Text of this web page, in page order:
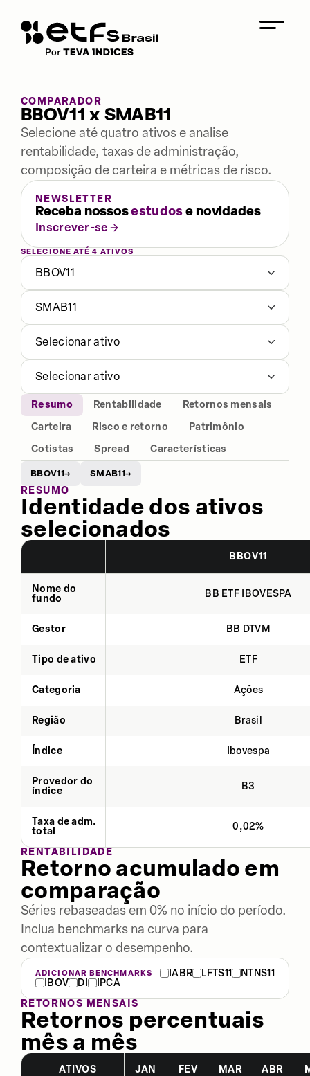
COMPARADOR
BBOV11 x SMAB11
Selecione até quatro ativos e analise
rentabilidade, taxas de administração,
composição de carteira e métricas de risco.
NEWSLETTER
Receba nossosestudose novidades
Inscrever-se
SELECIONE ATÉ 4 ATIVOS
BBOV11
SMAB11
Selecionar ativo
Selecionar ativo
Resumo Rentabilidade
Retornos mensais
Carteira
Risco e retorno
Patrimônio
Cotistas
Spread Características
BBOV11→ SMAB11→
RESUMO
Identidade dos ativos
selecionados
BBOV11
Nome do
fundo
BB ETF IBOVESPA
Gestor BB DTVM
Tipo de ativo ETF
Categoria Ações
Região Brasil
Índice Ibovespa
Provedor do
índice
B3
Taxa de adm.
total
0,02%
RENTABILIDADE
Retorno acumulado em
comparação
Séries rebaseadas em 0% no início do período.
Inclua benchmarks na curva para
contextualizar o desempenho.
ADICIONAR BENCHMARKS IABR LFTS11
NTNS11
IBOV
DI
IPCA
RETORNOS MENSAIS
Retornos percentuais
mês a mês
ATIVOS JAN FEV MAR ABR